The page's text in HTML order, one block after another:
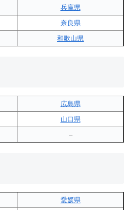
兵庫県
奈良県
和歌山県
広島県
山口県
–
愛媛県